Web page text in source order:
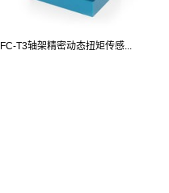
FC-T3轴架精密动态扭矩传感...